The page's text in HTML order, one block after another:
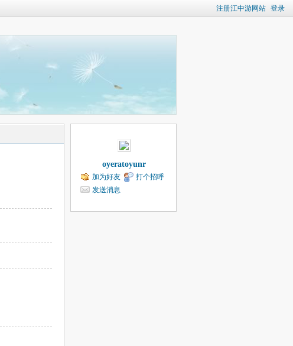
注册江中游网站 登录
oyeratoyunr
加为好友
打个招呼
发送消息